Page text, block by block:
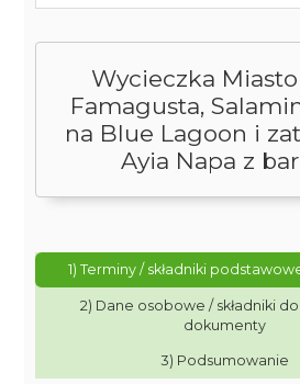
Wycieczka
Famagusta,
na Blue Lagoon i
Ayia Napa z
1) Terminy / składniki
2) Dane osobowe / składniki
dokumenty
3) Podsumowanie